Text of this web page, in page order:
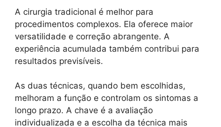
A cirurgia tradicional é melhor para
procedimentos complexos. Ela oferece maior
versatilidade e correção abrangente. A
experiência acumulada também contribui para
resultados previsíveis.
As duas técnicas, quando bem escolhidas,
melhoram a função e controlam os sintomas a
longo prazo. A chave é a avaliação
individualizada e a escolha da técnica mais